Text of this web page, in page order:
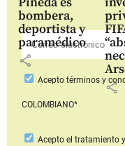
bombera,
deportista y
paramédico
share
share
Aceptotérminos y
COLOMBIANO*
Acepto el tratamiento